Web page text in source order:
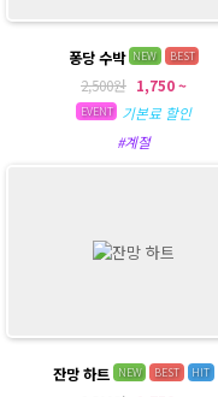
퐁당 수박 NEW BEST
2,500원 1,750 ~
EVENT
기본료 할인
#계절
잔망 하트 NEW BEST HIT